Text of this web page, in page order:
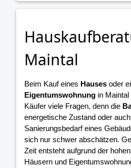
Maintal
Beim Kauf eines Hauses oder
Eigentumswohnung in
Käufer viele Fragen, denn die
energetische Zustand oder
Sanierungsbedarf eines
sich nur schwer abschätzen.
Zeit entsteht aufgrund der
Häusern und